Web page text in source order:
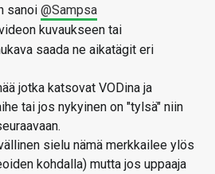
sanoi @Sampsa
kuvaukseen tai
saada ne aikatägit eri
jotka katsovat VODina ja
tai jos nykyinen on "tylsä" niin
sielu nämä merkkailee ylös
kohdalla) mutta jos uppaaja